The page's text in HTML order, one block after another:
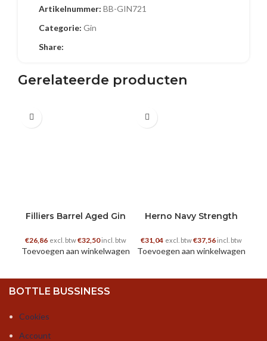
Artikelnummer: BB-GIN721
Categorie: Gin
Share:
Gerelateerde producten
0.5 L
Filliers Barrel Aged Gin
€26,86 excl. btw€32,50incl. btw
Toevoegen aan winkelwagen
0.5 L
Herno Navy Strength
€31,04 excl. btw€37,56 incl. btw
Toevoegen aan winkelwagen
BOTTLE BUSSINESS
Cookies
Account